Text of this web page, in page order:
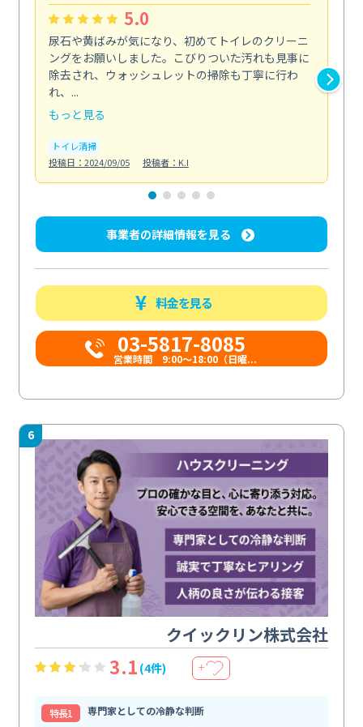
5.0
尿石や黄ばみが気になり、初めてトイレのクリーニ
ングをお願いしました。こびりついた汚れも見事に
除去され、ウォッシュレットの掃除も丁寧に行わ
れ、...
もっと見る
トイレ清掃
投稿日：2024/09/05
投稿者：K.I
事業者の詳細情報を見る
料金を見る
03-5817-8085
営業時間 9:00～18:00（日曜...
6
クイックリン株式会社
3.1 (4件) ＋
特⻑1
専門家としての冷静な判断